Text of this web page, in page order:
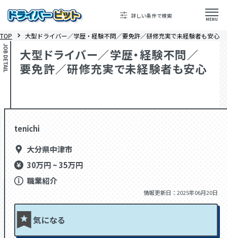
詳しい条件で検索 MENU
TOP 大型ドライバー／学歴・経験不問／要免許／研修充実で未経験者も安心
JOB DETAIL
大型ドライバー／学歴・経験不問／
要免許／研修充実で未経験者も安心
tenichi
大分県中津市
30万円 ~ 35万円
職業紹介
情報更新日：2025年06月20日
気になる